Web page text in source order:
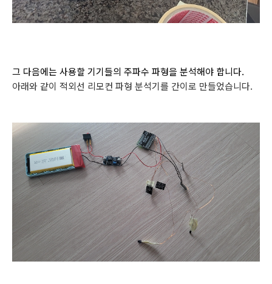
그 다음에는 사용할 기기들의 주파수 파형을 분석해야 합니다.
아래와 같이 적외선 리모컨 파형 분석기를 간이로 만들었습니다.